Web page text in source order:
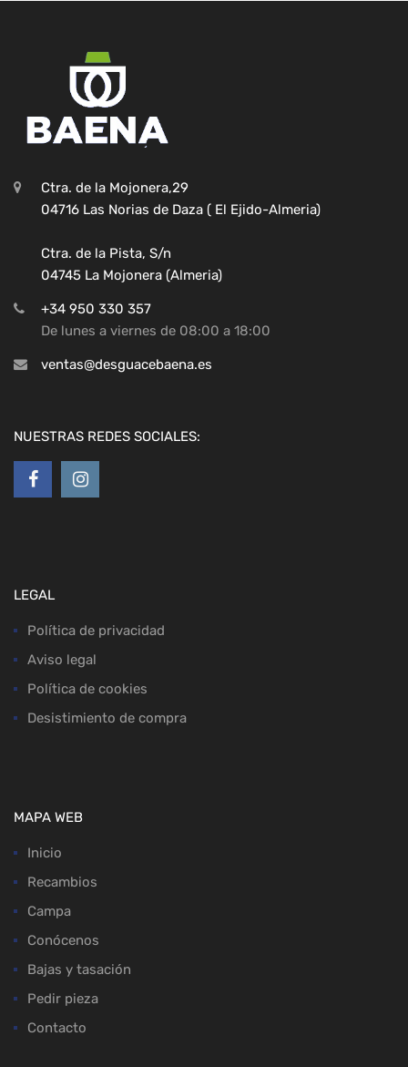
Ctra. de la Mojonera,29
04716 Las Norias de Daza ( El Ejido-Almeria)
Ctra. de la Pista, S/n
04745 La Mojonera (Almeria)
+34 950 330 357
De lunes a viernes de 08:00 a 18:00
ventas@desguacebaena.es
NUESTRAS REDES SOCIALES:
LEGAL
Política de privacidad
Aviso legal
Política de cookies
Desistimiento de compra
MAPA WEB
Inicio
Recambios
Campa
Conócenos
Bajas y tasación
Pedir pieza
Contacto